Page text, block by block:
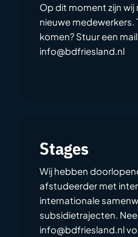
Op dit moment zijn wij
nieuwe
komen? Stuur een
info@bdfriesland.nl
Stages
Wij hebben
afstudeerder met
internationale
subsidietrajecten.
info@bdfriesland.nl